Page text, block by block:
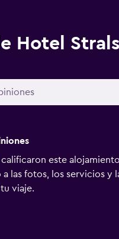
Hotel
calificaron este
a las fotos, los servicios
viaje.